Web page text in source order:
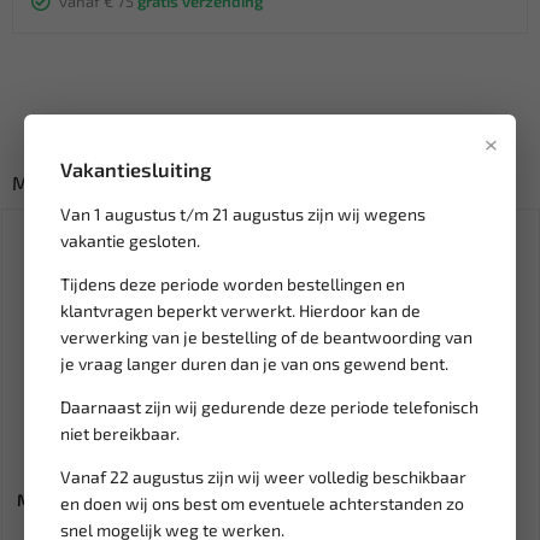
×
Vakantiesluiting
Van 1 augustus t/m 21 augustus zijn wij wegens
vakantie gesloten.
Tijdens deze periode worden bestellingen en
klantvragen beperkt verwerkt. Hierdoor kan de
verwerking van je bestelling of de beantwoording van
je vraag langer duren dan je van ons gewend bent.
Daarnaast zijn wij gedurende deze periode telefonisch
niet bereikbaar.
Vanaf 22 augustus zijn wij weer volledig beschikbaar
en doen wij ons best om eventuele achterstanden zo
snel mogelijk weg te werken.
Misschien ook interessant:
MAGNA 1/4" Hybrid impact bit
Philips PH2 (3st) 232...
SALE!
WEBER TOOLS Bout &